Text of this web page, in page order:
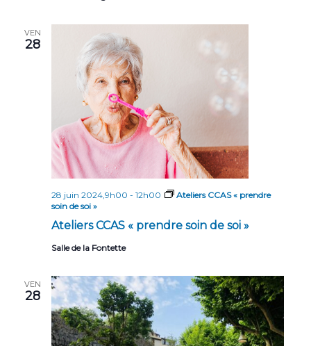
VEN
28
Ateliers CCAS « prendre soin de soi »
28 juin 2024,9h00 - 12h00
Ateliers CCAS « prendre
soin de soi »
Salle de la Fontette
VEN
28